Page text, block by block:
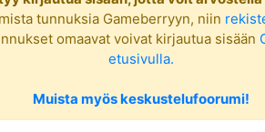
tunnuksia Gameberryyn, niin
omaavat voivat kirjautua sisään
etusivulla.
Muista myös keskustelufoorumi!